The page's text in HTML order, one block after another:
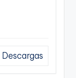
Descargas